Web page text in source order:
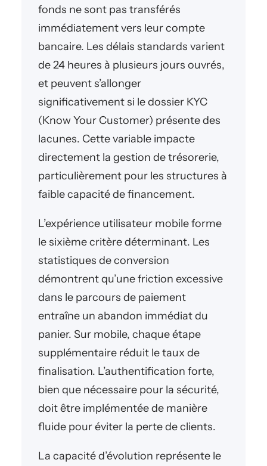
fonds ne sont pas transférés
immédiatement vers leur compte
bancaire. Les délais standards varient
de 24 heures à plusieurs jours ouvrés,
et peuvent s’allonger
significativement si le dossier KYC
(Know Your Customer) présente des
lacunes. Cette variable impacte
directement la gestion de trésorerie,
particulièrement pour les structures à
faible capacité de financement.
L’expérience utilisateur mobile forme
le sixième critère déterminant. Les
statistiques de conversion
démontrent qu’une friction excessive
dans le parcours de paiement
entraîne un abandon immédiat du
panier. Sur mobile, chaque étape
supplémentaire réduit le taux de
finalisation. L’authentification forte,
bien que nécessaire pour la sécurité,
doit être implémentée de manière
fluide pour éviter la perte de clients.
La capacité d’évolution représente le